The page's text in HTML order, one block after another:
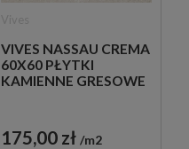
VIVES NASSAU CREMA
60X60 PŁYTKI
KAMIENNE GRESOWE
175,00 zł m2